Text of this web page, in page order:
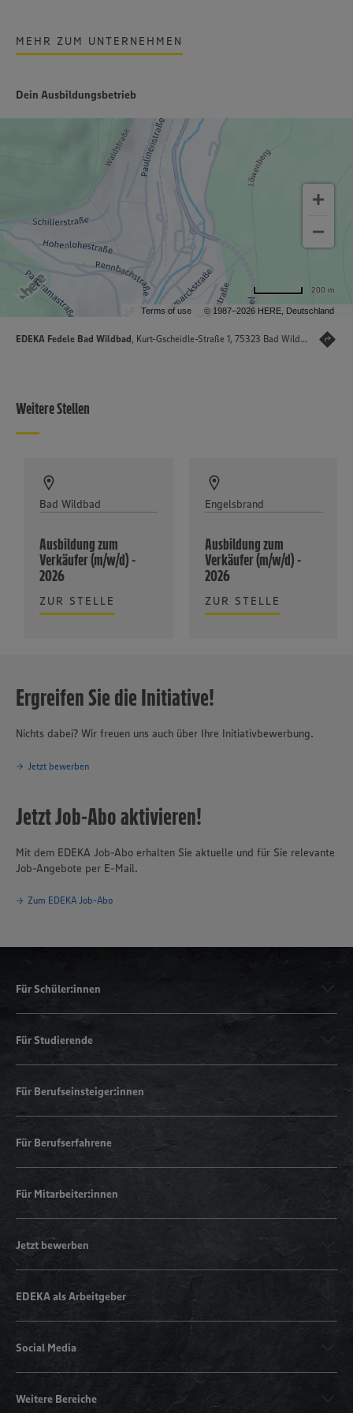
MEHR ZUM UNTERNEHMEN
Dein Ausbildungsbetrieb
Terms of use © 1987–2026 HERE, Deutschland
200 m
EDEKA Fedele Bad Wildbad, Kurt-Gscheidle-Straße 1, 75323 Bad Wildbad
Weitere Stellen
Bad Wildbad
Ausbildung zum
Verkäufer (m/w/d) -
2026
ZUR STELLE
Engelsbrand
Ausbildung zum
Verkäufer (m/w/d) -
2026
ZUR STELLE
Ergreifen Sie die Initiative!
Nichts dabei? Wir freuen uns auch über Ihre Initiativbewerbung.
Jetzt bewerben
Jetzt Job-Abo aktivieren!
Mit dem EDEKA Job-Abo erhalten Sie aktuelle und für Sie relevante
Job-Angebote per E-Mail.
Zum EDEKA Job-Abo
Für Schüler:innen
Für Studierende
Für Berufseinsteiger:innen
Für Berufserfahrene
Für Mitarbeiter:innen
Jetzt bewerben
EDEKA als Arbeitgeber
Social Media
Weitere Bereiche